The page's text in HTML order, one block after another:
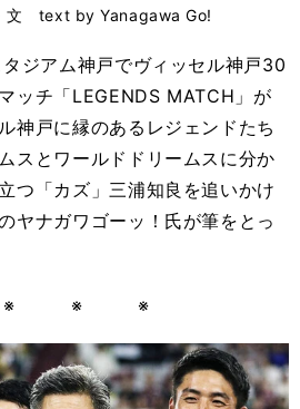
文 text by Yanagawa Go!
ジアム神戸でヴィッセル神戸30
ッチ「LEGENDS MATCH」が
神戸に縁のあるレジェンドたち
スとワールドドリームスに分か
つ「カズ」三浦知良を追いかけ
ヤナガワゴーッ！氏が筆をとっ
※ ※